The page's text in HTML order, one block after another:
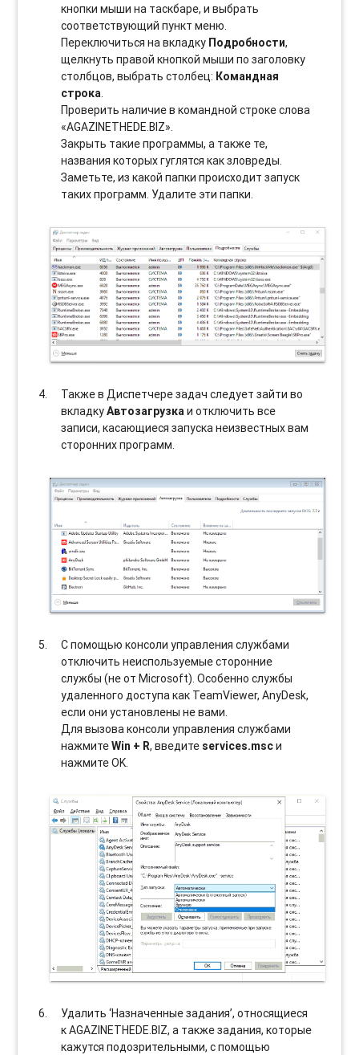
кнопки мыши на таскбаре, и выбрать
соотвeтствующий пункт меню.
Переключиться на вкладку Подробности,
щелкнуть правой кнопкой мыши по заголовку
столбцов, выбрать столбец: Командная
строка.
Проверить наличие в командной строке слова
«AGAZINETHEDE.BIZ».
Закрыть такие программы, а также те,
названия которых гуглятся как зловреды.
Заметьте, из какой папки происходит запуск
таких программ. Удалите эти папки.
Также в Диспетчере задач следует зайти во
вкладкуАвтозагрузкаи отключить все
записи, касающиеся запуска неизвестных вам
сторонних программ.
С помощью консоли управления службами
отключить неиспользуемые сторонние
службы (не от Microsoft). Особенно службы
удаленного доступа как TeamViewer, AnyDesk,
если они установлены не вами.
Для вызова консоли управления службами
нажмитеWin + R, введите services.mscи
нажмите OK.
Удалить ‘Назначенные задания’, относящиеся
к AGAZINETHEDE.BIZ, а также задания, которые
кажутся подозрительными, с помощью